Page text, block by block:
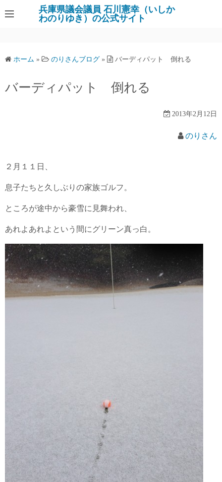
ン
ツ
兵庫県議会議員 石川憲幸（いしか
わのりゆき）の公式サイト
ホーム » のりさんブログ » バーディパット 倒れる
バーディパット 倒れる
2013年2月12日
のりさん
２月１１日、
息子たちと久しぶりの家族ゴルフ。
ところが途中から豪雪に見舞われ、
あれよあれよという間にグリーン真っ白。